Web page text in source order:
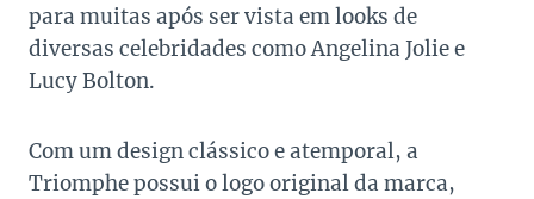
para muitas após ser vista em looks de
diversas celebridades como Angelina Jolie e
Lucy Bolton.
Com um design clássico e atemporal, a
Triomphe possui o logo original da marca,